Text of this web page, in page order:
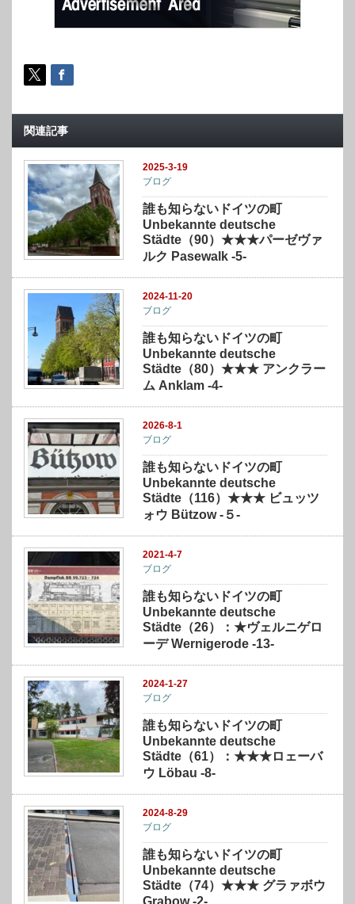
関連記事
2025-3-19
ブログ
誰も知らないドイツの町
Unbekannte deutsche
Städte（90）★★★パーゼヴァ
ルク Pasewalk -5-
2024-11-20
ブログ
誰も知らないドイツの町
Unbekannte deutsche
Städte（80）★★★ アンクラー
ム Anklam -4-
2026-8-1
ブログ
誰も知らないドイツの町
Unbekannte deutsche
Städte（116）★★★ ビュッツ
ォウ Bützow -５-
2021-4-7
ブログ
誰も知らないドイツの町
Unbekannte deutsche
Städte（26）：★ヴェルニゲロ
ーデ Wernigerode -13-
2024-1-27
ブログ
誰も知らないドイツの町
Unbekannte deutsche
Städte（61）：★★★ロェーバ
ウ Löbau -8-
2024-8-29
ブログ
誰も知らないドイツの町
Unbekannte deutsche
Städte（74）★★★ グラァボウ
Grabow -2-